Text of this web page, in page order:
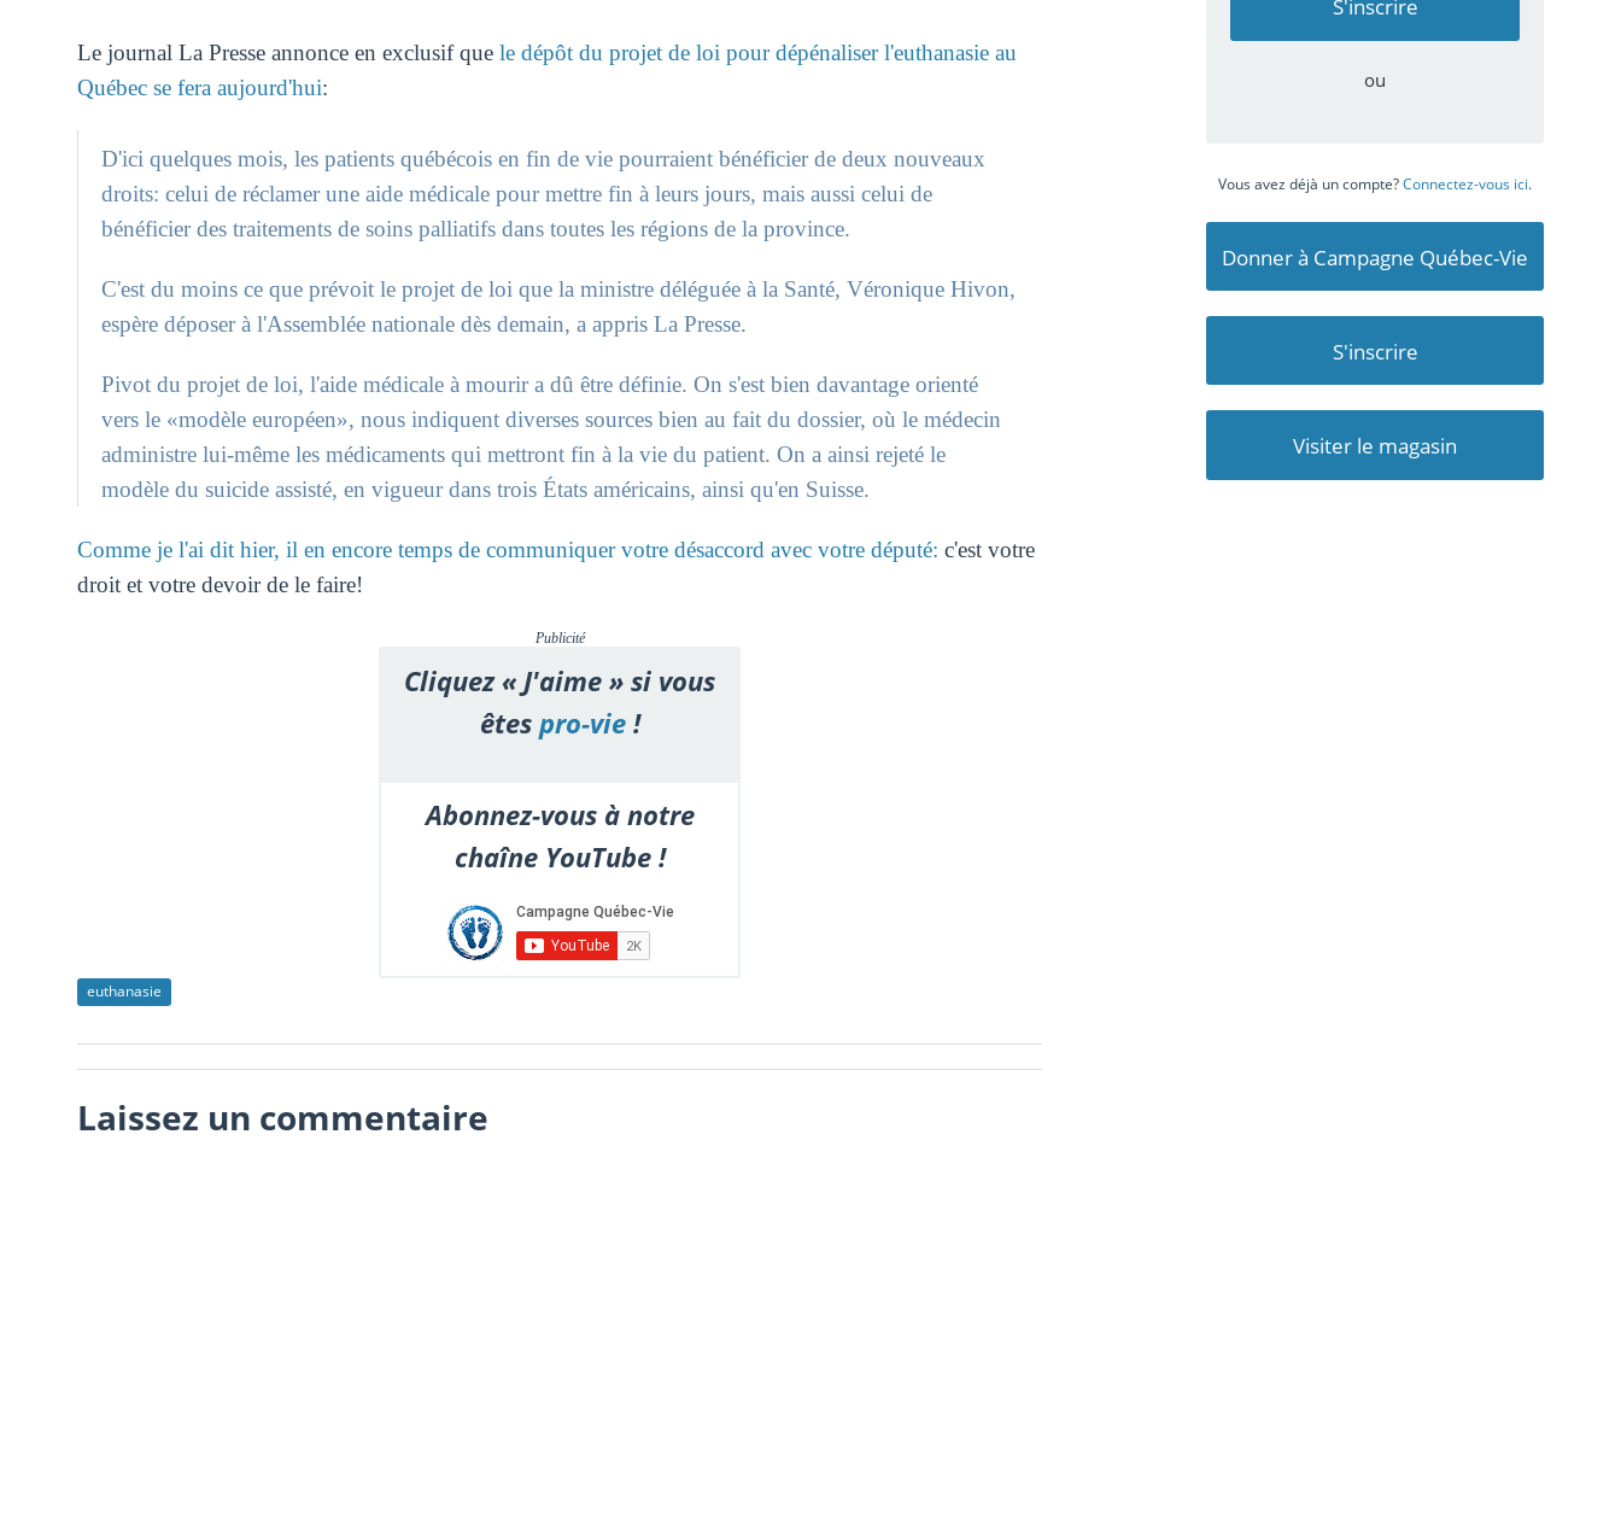
Le journal La Presse annonce en exclusif que le dépôt du projet de loi pour dépénaliser l'euthanasie au
Québec se fera aujourd'hui:
D'ici quelques mois, les patients québécois en fin de vie pourraient bénéficier de deux nouveaux
droits: celui de réclamer une aide médicale pour mettre fin à leurs jours, mais aussi celui de
bénéficier des traitements de soins palliatifs dans toutes les régions de la province.
C'est du moins ce que prévoit le projet de loi que la ministre déléguée à la Santé, Véronique Hivon,
espère déposer à l'Assemblée nationale dès demain, a appris La Presse.
Pivot du projet de loi, l'aide médicale à mourir a dû être définie. On s'est bien davantage orienté
vers le «modèle européen», nous indiquent diverses sources bien au fait du dossier, où le médecin
administre lui-même les médicaments qui mettront fin à la vie du patient. On a ainsi rejeté le
modèle du suicide assisté, en vigueur dans trois États américains, ainsi qu'en Suisse.
Comme je l'ai dit hier, il en encore temps de communiquer votre désaccord avec votre député: c'est votre
droit et votre devoir de le faire!
Publicité
Cliquez « J'aime » si vous
êtespro-vie!
Abonnez-vous à notre
chaîne YouTube !
euthanasie
Laissez un commentaire
ou
Vous avez déjà un compte?Connectez-vous ici.
Donner à Campagne Québec-Vie
S'inscrire
Visiter le magasin